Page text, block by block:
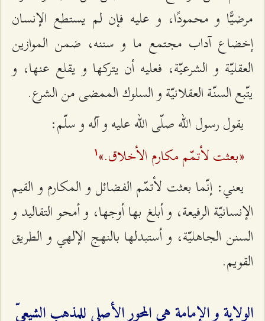
مرضيًّا و محمودًا، و عليه فإن لم يستطع الإنسان
إخضاع آداب مجتمع ما و سننه، ضمن الموازين
العقليّة و الشرعيّة، فعليه أن يتركها و يقلع عنها، و
يتّبع السنّة العقلانيّة و السلوك الممضى من الشرع.
يقول رسول اللّه صلّى الله عليه و آله و سلّم:
«بعثت لأتمّم مكارم الأخلاق.»‌ ۱
يعني: إنّما بعثت لأتمّم الفضائل و المكارم و القيم
الإنسانيّة الرفيعة، و أبلغ بها أوجها، و أمحو التقاليد و
السنن الجاهليّة، و أستبدلها بالنهج الإلهي و الطريق
القويم.
الولاية و الإمامة هي المحور الأصلي للمذهب الشيعيّ